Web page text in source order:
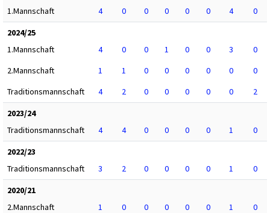
1.Mannschaft
4 0 0 0 0 0 4
0
2024/25
1.Mannschaft
4 0 0 1 0 0 3
0
2.Mannschaft
1 1 0 0 0 0 0
0
Traditionsmannschaft
4 2 0 0 0 0 0
2
2023/24
Traditionsmannschaft
4 4 0 0 0 0 1
0
2022/23
Traditionsmannschaft
3 2 0 0 0 0 1
0
2020/21
2.Mannschaft
1 0 0 0 0 0 1
0